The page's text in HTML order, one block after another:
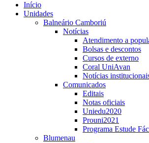
Início
Unidades
Balneário Camboriú
Notícias
Atendimento a
Bolsas e descontos
Cursos de externo
Coral UniAvan
Notícias
Comunicados
Editais
Notas oficiais
Uniedu2020
Prouni2021
Programa Estude
Blumenau